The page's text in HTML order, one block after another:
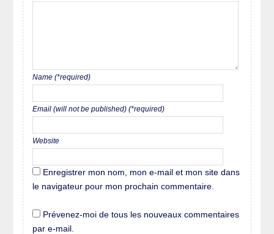
Name (*required)
Email (will not be published) (*required)
Website
Enregistrer mon nom, mon e-mail et mon site dans
le navigateur pour mon prochain commentaire.
Prévenez-moi de tous les nouveaux commentaires
par e-mail.